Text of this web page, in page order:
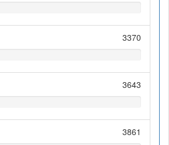
3370
3643
3861